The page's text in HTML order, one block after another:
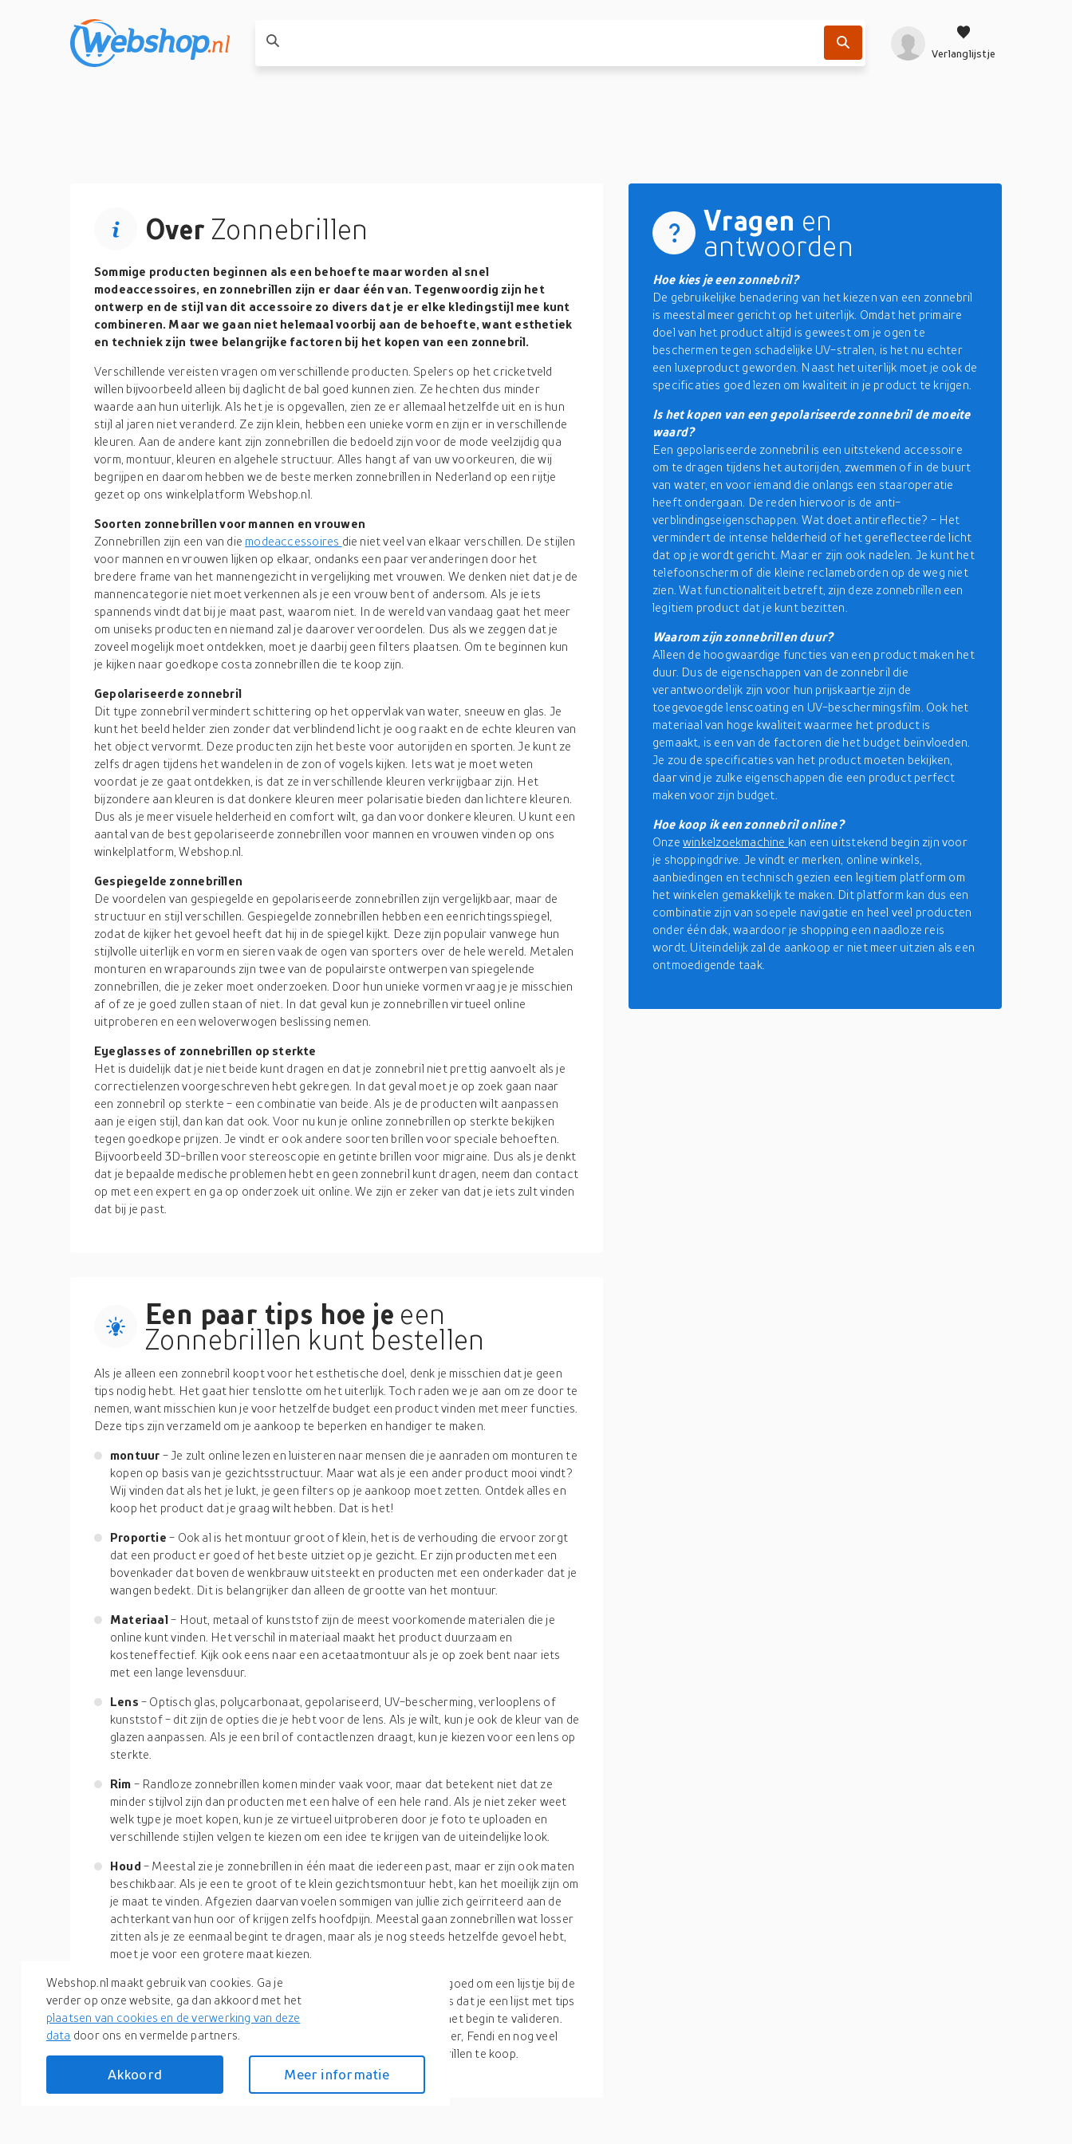
Verlanglijstje
Over Zonnebrillen
Sommige producten beginnen als een behoefte maar worden al snel
modeaccessoires, en zonnebrillen zijn er daar één van. Tegenwoordig zijn het
ontwerp en de stijl van dit accessoire zo divers dat je er elke kledingstijl mee kunt
combineren. Maar we gaan niet helemaal voorbij aan de behoefte, want esthetiek
en techniek zijn twee belangrijke factoren bij het kopen van een zonnebril.
Verschillende vereisten vragen om verschillende producten. Spelers op het cricketveld
willen bijvoorbeeld alleen bij daglicht de bal goed kunnen zien. Ze hechten dus minder
waarde aan hun uiterlijk. Als het je is opgevallen, zien ze er allemaal hetzelfde uit en is hun
stijl al jaren niet veranderd. Ze zijn klein, hebben een unieke vorm en zijn er in verschillende
kleuren. Aan de andere kant zijn zonnebrillen die bedoeld zijn voor de mode veelzijdig qua
vorm, montuur, kleuren en algehele structuur. Alles hangt af van uw voorkeuren, die wij
begrijpen en daarom hebben we de beste merken zonnebrillen in Nederland op een rijtje
gezet op ons winkelplatform Webshop.nl.
Soorten zonnebrillen voor mannen en vrouwen
Zonnebrillen zijn een van die modeaccessoires die niet veel van elkaar verschillen. De stijlen
voor mannen en vrouwen lijken op elkaar, ondanks een paar veranderingen door het
bredere frame van het mannengezicht in vergelijking met vrouwen. We denken niet dat je de
mannencategorie niet moet verkennen als je een vrouw bent of andersom. Als je iets
spannends vindt dat bij je maat past, waarom niet. In de wereld van vandaag gaat het meer
om uniseks producten en niemand zal je daarover veroordelen. Dus als we zeggen dat je
zoveel mogelijk moet ontdekken, moet je daarbij geen filters plaatsen. Om te beginnen kun
je kijken naar goedkope costa zonnebrillen die te koop zijn.
Gepolariseerde zonnebril
Dit type zonnebril vermindert schittering op het oppervlak van water, sneeuw en glas. Je
kunt het beeld helder zien zonder dat verblindend licht je oog raakt en de echte kleuren van
het object vervormt. Deze producten zijn het beste voor autorijden en sporten. Je kunt ze
zelfs dragen tijdens het wandelen in de zon of vogels kijken. Iets wat je moet weten
voordat je ze gaat ontdekken, is dat ze in verschillende kleuren verkrijgbaar zijn. Het
bijzondere aan kleuren is dat donkere kleuren meer polarisatie bieden dan lichtere kleuren.
Dus als je meer visuele helderheid en comfort wilt, ga dan voor donkere kleuren. U kunt een
aantal van de best gepolariseerde zonnebrillen voor mannen en vrouwen vinden op ons
winkelplatform, Webshop.nl.
Gespiegelde zonnebrillen
De voordelen van gespiegelde en gepolariseerde zonnebrillen zijn vergelijkbaar, maar de
structuur en stijl verschillen. Gespiegelde zonnebrillen hebben een eenrichtingsspiegel,
zodat de kijker het gevoel heeft dat hij in de spiegel kijkt. Deze zijn populair vanwege hun
stijlvolle uiterlijk en vorm en sieren vaak de ogen van sporters over de hele wereld. Metalen
monturen en wraparounds zijn twee van de populairste ontwerpen van spiegelende
zonnebrillen, die je zeker moet onderzoeken. Door hun unieke vormen vraag je je misschien
af of ze je goed zullen staan of niet. In dat geval kun je zonnebrillen virtueel online
uitproberen en een weloverwogen beslissing nemen.
Eyeglasses of zonnebrillen op sterkte
Het is duidelijk dat je niet beide kunt dragen en dat je zonnebril niet prettig aanvoelt als je
correctielenzen voorgeschreven hebt gekregen. In dat geval moet je op zoek gaan naar
een zonnebril op sterkte - een combinatie van beide. Als je de producten wilt aanpassen
aan je eigen stijl, dan kan dat ook. Voor nu kun je online zonnebrillen op sterkte bekijken
tegen goedkope prijzen. Je vindt er ook andere soorten brillen voor speciale behoeften.
Bijvoorbeeld 3D-brillen voor stereoscopie en getinte brillen voor migraine. Dus als je denkt
dat je bepaalde medische problemen hebt en geen zonnebril kunt dragen, neem dan contact
op met een expert en ga op onderzoek uit online. We zijn er zeker van dat je iets zult vinden
dat bij je past.
Een paar tips hoe je een
Zonnebrillen kunt bestellen
Als je alleen een zonnebril koopt voor het esthetische doel, denk je misschien dat je geen
tips nodig hebt. Het gaat hier tenslotte om het uiterlijk. Toch raden we je aan om ze door te
nemen, want misschien kun je voor hetzelfde budget een product vinden met meer functies.
Deze tips zijn verzameld om je aankoop te beperken en handiger te maken.
montuur - Je zult online lezen en luisteren naar mensen die je aanraden om monturen te
kopen op basis van je gezichtsstructuur. Maar wat als je een ander product mooi vindt?
Wij vinden dat als het je lukt, je geen filters op je aankoop moet zetten. Ontdek alles en
koop het product dat je graag wilt hebben. Dat is het!
Proportie- Ook al is het montuur groot of klein, het is de verhouding die ervoor zorgt
dat een product er goed of het beste uitziet op je gezicht. Er zijn producten met een
bovenkader dat boven de wenkbrauw uitsteekt en producten met een onderkader dat je
wangen bedekt. Dit is belangrijker dan alleen de grootte van het montuur.
Materiaal- Hout, metaal of kunststof zijn de meest voorkomende materialen die je
online kunt vinden. Het verschil in materiaal maakt het product duurzaam en
kosteneffectief. Kijk ook eens naar een acetaatmontuur als je op zoek bent naar iets
met een lange levensduur.
Lens- Optisch glas, polycarbonaat, gepolariseerd, UV-bescherming, verlooplens of
kunststof - dit zijn de opties die je hebt voor de lens. Als je wilt, kun je ook de kleur van de
glazen aanpassen. Als je een bril of contactlenzen draagt, kun je kiezen voor een lens op
sterkte.
Rim - Randloze zonnebrillen komen minder vaak voor, maar dat betekent niet dat ze
minder stijlvol zijn dan producten met een halve of een hele rand. Als je niet zeker weet
welk type je moet kopen, kun je ze virtueel uitproberen door je foto te uploaden en
verschillende stijlen velgen te kiezen om een idee te krijgen van de uiteindelijke look.
Houd- Meestal zie je zonnebrillen in één maat die iedereen past, maar er zijn ook maten
beschikbaar. Als je een te groot of te klein gezichtsmontuur hebt, kan het moeilijk zijn om
je maat te vinden. Afgezien daarvan voelen sommigen van jullie zich geïrriteerd aan de
achterkant van hun oor of krijgen zelfs hoofdpijn. Meestal gaan zonnebrillen wat losser
zitten als je ze eenmaal begint te dragen, maar als je nog steeds hetzelfde gevoel hebt,
moet je voor een grotere maat kiezen.
We weten dat de tips allemaal gebruikelijke punten zijn, maar het is goed om een lijstje bij de
hand te hebben zodat je niets vergeet tijdens het winkelen. Ondanks dat je een lijst met tips
hebt, moet je ook een paar merknamen kennen om je onderzoek in het begin te valideren.
Enkele van de namen zijn Gucci, Oakley, Dior, Prada Ray-Ban, Cartier, Fendi en nog veel
meer. Je kunt beginnen met winkelen met goedkope Oakley zonnebrillen te koop.
Vragen en
antwoorden
Hoe kies je een zonnebril?
De gebruikelijke benadering van het kiezen van een zonnebril
is meestal meer gericht op het uiterlijk. Omdat het primaire
doel van het product altijd is geweest om je ogen te
beschermen tegen schadelijke UV-stralen, is het nu echter
een luxeproduct geworden. Naast het uiterlijk moet je ook de
specificaties goed lezen om kwaliteit in je product te krijgen.
Is het kopen van een gepolariseerde zonnebril de moeite
waard?
Een gepolariseerde zonnebril is een uitstekend accessoire
om te dragen tijdens het autorijden, zwemmen of in de buurt
van water, en voor iemand die onlangs een staaroperatie
heeft ondergaan. De reden hiervoor is de anti-
verblindingseigenschappen. Wat doet antireflectie? - Het
vermindert de intense helderheid of het gereflecteerde licht
dat op je wordt gericht. Maar er zijn ook nadelen. Je kunt het
telefoonscherm of die kleine reclameborden op de weg niet
zien. Wat functionaliteit betreft, zijn deze zonnebrillen een
legitiem product dat je kunt bezitten.
Waarom zijn zonnebrillen duur?
Alleen de hoogwaardige functies van een product maken het
duur. Dus de eigenschappen van de zonnebril die
verantwoordelijk zijn voor hun prijskaartje zijn de
toegevoegde lenscoating en UV-beschermingsfilm. Ook het
materiaal van hoge kwaliteit waarmee het product is
gemaakt, is een van de factoren die het budget beïnvloeden.
Je zou de specificaties van het product moeten bekijken,
daar vind je zulke eigenschappen die een product perfect
maken voor zijn budget.
Hoe koop ik een zonnebril online?
Onzewinkelzoekmachine kan een uitstekend begin zijn voor
je shoppingdrive. Je vindt er merken, online winkels,
aanbiedingen en technisch gezien een legitiem platform om
het winkelen gemakkelijk te maken. Dit platform kan dus een
combinatie zijn van soepele navigatie en heel veel producten
onder één dak, waardoor je shopping een naadloze reis
wordt. Uiteindelijk zal de aankoop er niet meer uitzien als een
ontmoedigende taak.
Webshop.nl maakt gebruik van cookies. Ga je
verder op onze website, ga dan akkoord met het
plaatsen van cookies en de verwerking van deze
data door ons en vermelde partners.
Akkoord Meer informatie